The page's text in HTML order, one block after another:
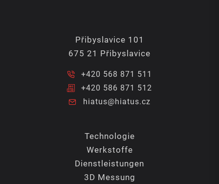
Přibyslavice 101
675 21 Přibyslavice
+420 568 871 511
+420 586 871 512
hiatus@hiatus.cz
Technologie
Werkstoffe
Dienstleistungen
3D Messung